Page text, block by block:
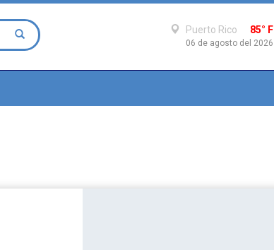
Puerto Rico 85° F
06 de agosto del 2026